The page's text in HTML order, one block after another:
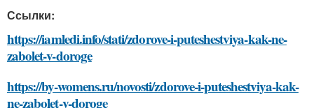
Ссылки:
https://iamledi.info/stati/zdorove-i-puteshestviya-kak-ne-
zabolet-v-doroge
https://by-womens.ru/novosti/zdorove-i-puteshestviya-kak-
ne-zabolet-v-doroge